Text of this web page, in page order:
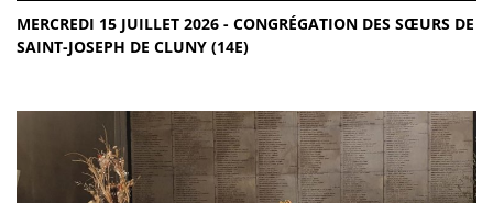
MERCREDI 15 JUILLET 2026 - CONGRÉGATION DES SŒURS DE
SAINT-JOSEPH DE CLUNY (14E)